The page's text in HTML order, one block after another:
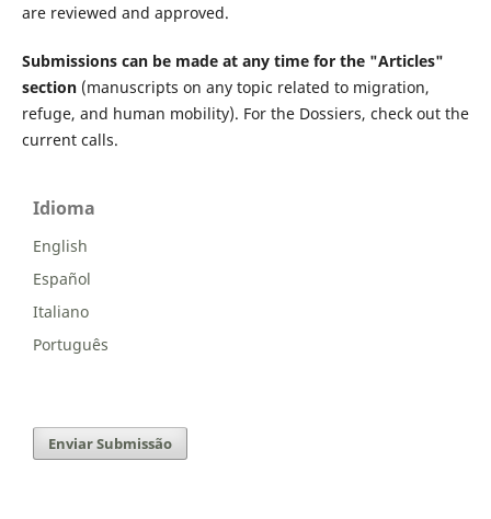
are reviewed and approved.
Submissions can be made at any time for the "Articles"
section(manuscripts on any topic related to migration,
refuge, and human mobility). For the Dossiers, check out the
current calls.
Idioma
English
Español
Italiano
Português
Enviar Submissão